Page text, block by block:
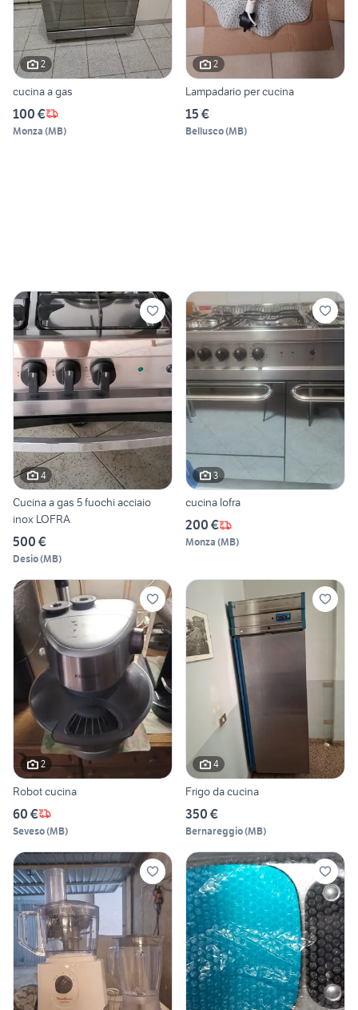
2
cucina a gas
100 €
Monza (MB)
2
Lampadario per cucina
15 €
Bellusco(MB)
4
Cucina a gas 5 fuochi acciaio
inox LOFRA
500 €
Desio(MB)
3
cucina lofra
200 €
Monza (MB)
2
Robot cucina
60 €
Seveso(MB)
4
Frigo da cucina
350 €
Bernareggio(MB)